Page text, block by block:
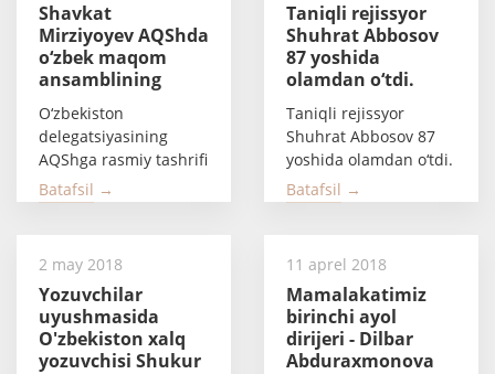
Shavkat
Mirziyoyev AQShda
o‘zbek maqom
ansamblining
sobiq xonandasi
Izro Malakovga
“O‘zbekiston xalq
artisti” unvonini
topshirdi
O‘zbekiston
delegatsiyasining
AQShga rasmiy tashrifi
munosabati bilan
“Villard
Batafsil →
Taniqli rejissyor
Shuhrat Abbosov
87 yoshida
olamdan o‘tdi.
Taniqli rejissyor
Shuhrat Abbosov 87
yoshida olamdan o‘tdi.
Bu haqda...
Batafsil →
2 may 2018
Yozuvchilar
uyushmasida
O'zbekiston xalq
yozuvchisi Shukur
11 aprel 2018
Mamalakatimiz
birinchi ayol
dirijeri - Dilbar
Abduraxmonova